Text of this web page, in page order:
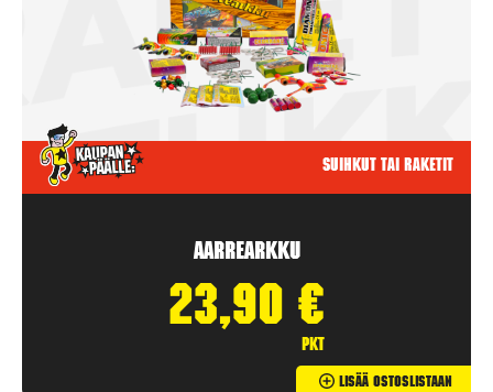
Suihkut tai raketit
Aarrearkku
23,90 €
pkt
Lisää Ostoslistaan